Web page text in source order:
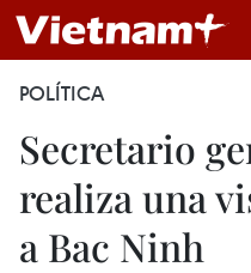
POLÍTICA
Secretario
realiza una
a Bac Ninh